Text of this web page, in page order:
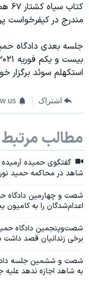
مندرج در کیفرخواست
استکهلم سوئد برگزار
اشتراک us
مطالب مرتبط
گفتگوی حمیده
شاهد در محاکمه حمید
شصت و چهارمین دادگاه
اعدام‌شدگان را به کامیون
شصت‌و‌پنجمین دادگاه
برخی زندانیان قصد داشت
شصت و ششمین جلسه
به شاهد اجازه ندهد